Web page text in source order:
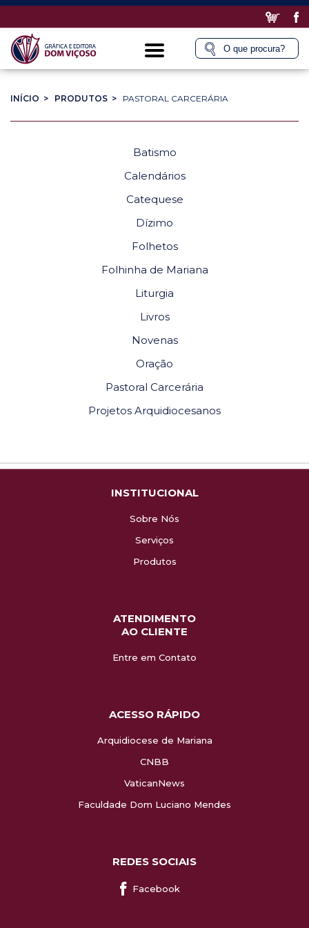
INÍCIO > PRODUTOS > PASTORAL CARCERÁRIA
Batismo
Calendários
Catequese
Dízimo
Folhetos
Folhinha de Mariana
Liturgia
Livros
Novenas
Oração
Pastoral Carcerária
Projetos Arquidiocesanos
INSTITUCIONAL
Sobre Nós
Serviços
Produtos
ATENDIMENTO
AO CLIENTE
Entre em Contato
ACESSO RÁPIDO
Arquidiocese de Mariana
CNBB
VaticanNews
Faculdade Dom Luciano Mendes
REDES SOCIAIS
Facebook